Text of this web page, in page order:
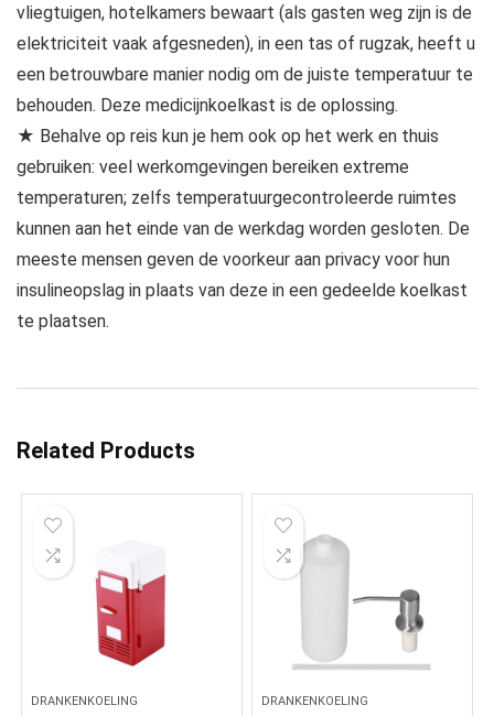
vliegtuigen, hotelkamers bewaart (als gasten weg zijn is de
elektriciteit vaak afgesneden), in een tas of rugzak, heeft u
een betrouwbare manier nodig om de juiste temperatuur te
behouden. Deze medicijnkoelkast is de oplossing.
★ Behalve op reis kun je hem ook op het werk en thuis
gebruiken: veel werkomgevingen bereiken extreme
temperaturen; zelfs temperatuurgecontroleerde ruimtes
kunnen aan het einde van de werkdag worden gesloten. De
meeste mensen geven de voorkeur aan privacy voor hun
insulineopslag in plaats van deze in een gedeelde koelkast
te plaatsen.
Related Products
DRANKENKOELING DRANKENKOELING